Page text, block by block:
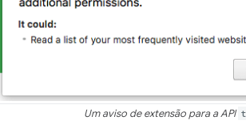
Um aviso de extensão para a API